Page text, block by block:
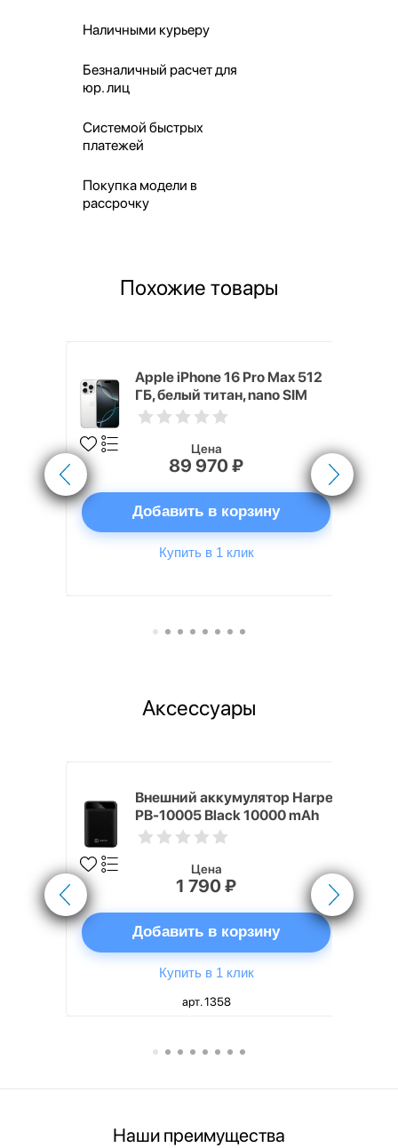
Наличными курьеру
Безналичный расчет для
юр. лиц
Системой быстрых
платежей
Покупка модели в
рассрочку
Похожие товары
Apple iPhone 16 Pro Max 512
ГБ, белый титан, nano SIM
Цена
89 970 ₽
Добавить в корзину
Купить в 1 клик
Аксессуары
Внешний аккумулятор Harper
PB-10005 Black 10000 mAh
Цена
1 790 ₽
Добавить в корзину
Купить в 1 клик
арт. 1358
Наши преимущества